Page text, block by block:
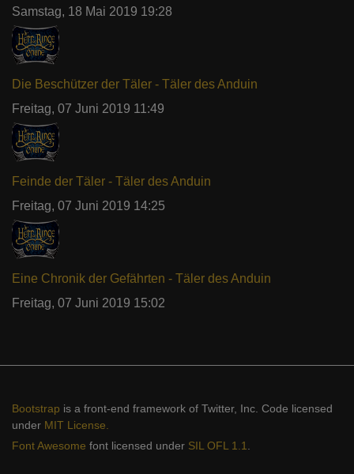
Samstag, 18 Mai 2019 19:28
Die Beschützer der Täler - Täler des Anduin
Freitag, 07 Juni 2019 11:49
Feinde der Täler - Täler des Anduin
Freitag, 07 Juni 2019 14:25
Eine Chronik der Gefährten - Täler des Anduin
Freitag, 07 Juni 2019 15:02
Bootstrap is a front-end framework of Twitter, Inc. Code licensed
under MIT License.
Font Awesome font licensed under SIL OFL 1.1